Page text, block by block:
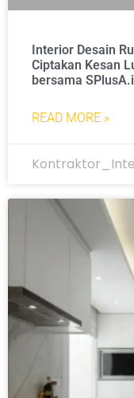
Interior Desain
Ciptakan Kesan
bersama
READ MORE »